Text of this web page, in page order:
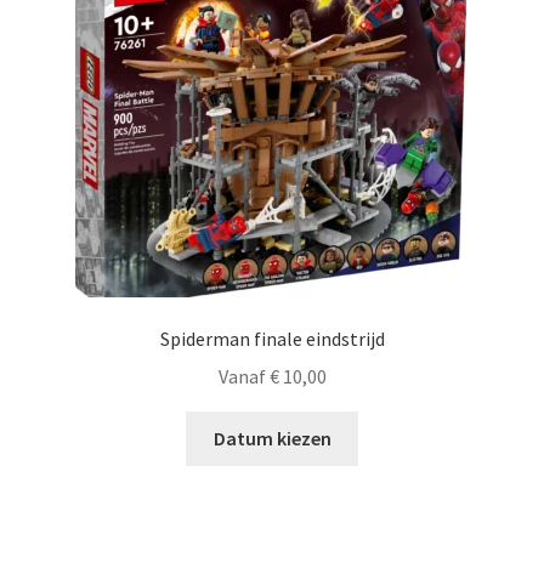
Spiderman finale eindstrijd
Vanaf€10,00
Datum kiezen